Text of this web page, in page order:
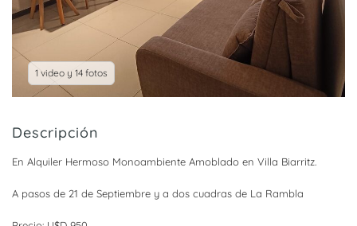
1 video y 14 fotos
Descripción
En Alquiler Hermoso Monoambiente Amoblado en Villa Biarritz.
A pasos de 21 de Septiembre y a dos cuadras de La Rambla